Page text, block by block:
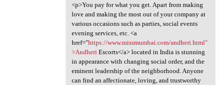
<p>You pay for what you get. Apart from making
love and making the most out of your company at
various occasions such as parties, social events
evening services, etc. <a
href="https://www.missmumbai.com/andheri.html"
>Andheri Escorts</a> located in India is stunning
in appearance with changing social order, and the
eminent leadership of the neighborhood. Anyone
can find an affectionate, loving, and trustworthy